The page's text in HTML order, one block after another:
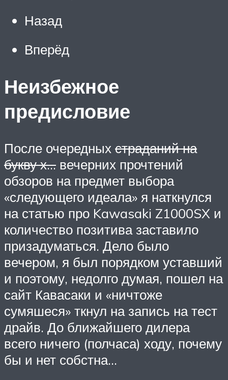
Назад
Вперёд
Неизбежное
предисловие
После очередных страданий на
букву х… вечерних прочтений
обзоров на предмет выбора
«следующего идеала» я наткнулся
на статью про Kawasaki Z1000SX и
количество позитива заставило
призадуматься. Дело было
вечером, я был порядком уставший
и поэтому, недолго думая, пошел на
сайт Кавасаки и «ничтоже
сумяшеся» ткнул на запись на тест
драйв. До ближайшего дилера
всего ничего (полчаса) ходу, почему
бы и нет собстна…